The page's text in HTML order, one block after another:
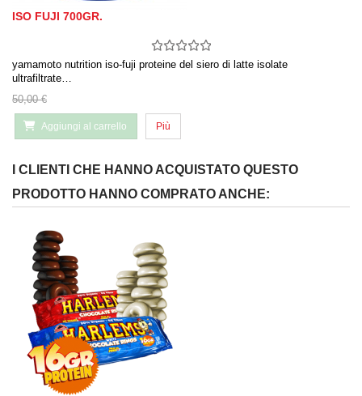
ISO FUJI 700GR.
yamamoto nutrition iso-fuji proteine del siero di latte isolate
ultrafiltrate…
50,00 €
Aggiungi al carrello Più
I CLIENTI CHE HANNO ACQUISTATO QUESTO
PRODOTTO HANNO COMPRATO ANCHE: